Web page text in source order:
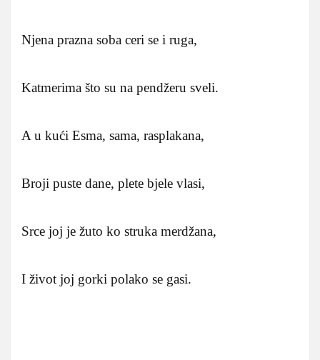
Njena prazna soba ceri se i ruga,
Katmerima što su na pendžeru sveli.
A u kući Esma, sama, rasplakana,
Broji puste dane, plete bjele vlasi,
Srce joj je žuto ko struka merdžana,
I život joj gorki polako se gasi.